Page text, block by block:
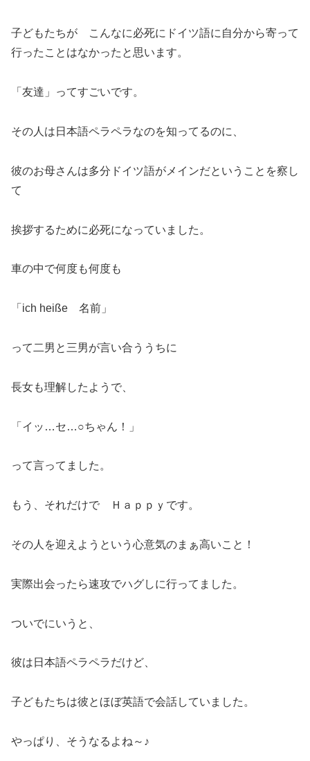
子どもたちが こんなに必死にドイツ語に自分から寄って
行ったことはなかったと思います。
「友達」ってすごいです。
その人は日本語ペラペラなのを知ってるのに、
彼のお母さんは多分ドイツ語がメインだということを察し
て
挨拶するために必死になっていました。
車の中で何度も何度も
「ich heiße 名前」
って二男と三男が言い合ううちに
長女も理解したようで、
「イッ…セ…○ちゃん！」
って言ってました。
もう、それだけで Ｈａｐｐｙです。
その人を迎えようという心意気のまぁ高いこと！
実際出会ったら速攻でハグしに行ってました。
ついでにいうと、
彼は日本語ペラペラだけど、
子どもたちは彼とほぼ英語で会話していました。
やっぱり、そうなるよね～♪